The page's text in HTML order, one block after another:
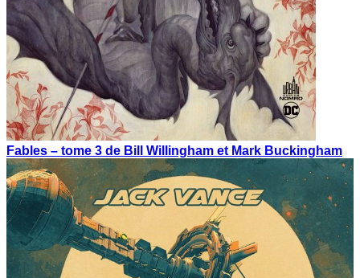
Fables – tome 3 de Bill Willingham et Mark Buckingham